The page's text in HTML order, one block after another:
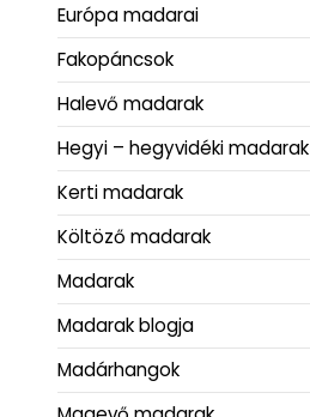
Európa madarai
Fakopáncsok
Halevő madarak
Hegyi – hegyvidéki madarak
Kerti madarak
Költöző madarak
Madarak
Madarak blogja
Madárhangok